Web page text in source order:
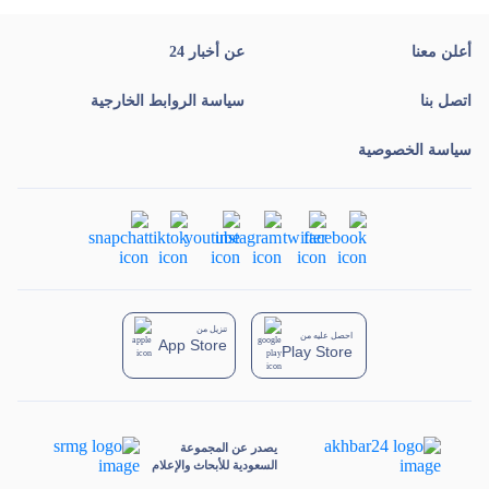
يصدر عن المجموعة
السعودية للأبحاث والإعلام
أعلن معنا عن أخبار 24
اتصل بنا سياسة الروابط الخارجية
سياسة الخصوصية
تنزيل من
App Store
احصل عليه من
Play Store